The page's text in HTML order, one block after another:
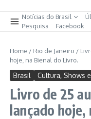
Notícias do Brasil
Pesquisa
Facebook
Home / Rio de Janeiro /
hoje, na Bienal do Livro.
Brasil Cultura, Shows
Livro de 25
lançado